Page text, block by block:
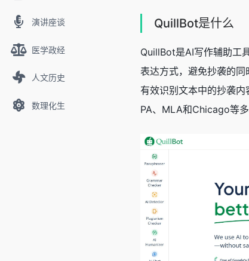
演讲座谈
医学政经
人文历史
数理化生
QuillBot是什么
QuillBot是AI写作辅助工
表达方式，避免抄袭的
有效识别文本中的抄袭
PA、MLA和Chicago等